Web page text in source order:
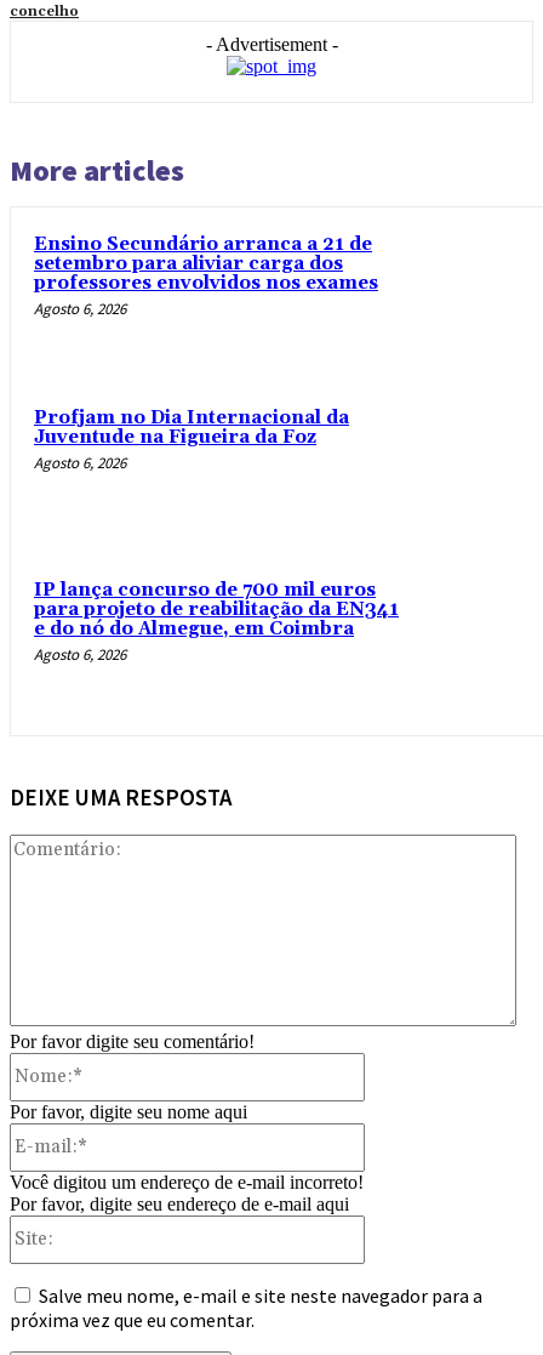
concelho
- Advertisement -
More articles
Ensino Secundário arranca a 21 de
setembro para aliviar carga dos
professores envolvidos nos exames
Agosto 6, 2026
Profjam no Dia Internacional da
Juventude na Figueira da Foz
Agosto 6, 2026
IP lança concurso de 700 mil euros
para projeto de reabilitação da EN341
e do nó do Almegue, em Coimbra
Agosto 6, 2026
DEIXE UMA RESPOSTA
Por favor digite seu comentário!
Por favor, digite seu nome aqui
Você digitou um endereço de e-mail incorreto!
Por favor, digite seu endereço de e-mail aqui
Salve meu nome, e-mail e site neste navegador para a
próxima vez que eu comentar.